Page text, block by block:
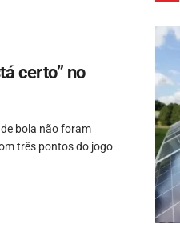
certo” no
bola não foram
três pontos do jogo